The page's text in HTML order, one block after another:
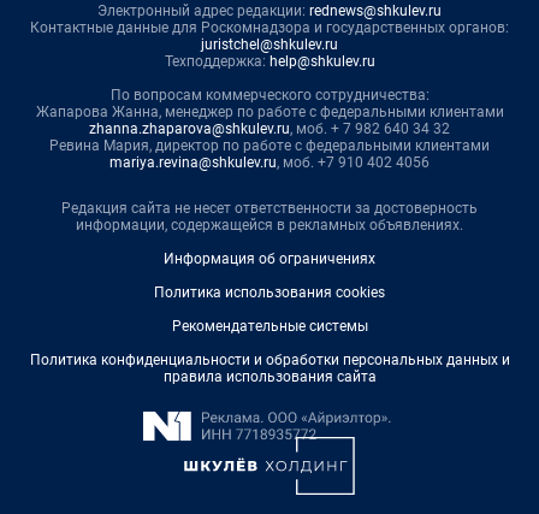
Электронный адрес редакции: rednews@shkulev.ru
Контактные данные для Роскомнадзора и государственных органов:
juristchel@shkulev.ru
Техподдержка: help@shkulev.ru
По вопросам коммерческого сотрудничества:
Жапарова Жанна, менеджер по работе с федеральными клиентами
zhanna.zhaparova@shkulev.ru, моб. + 7 982 640 34 32
Ревина Мария, директор по работе с федеральными клиентами
mariya.revina@shkulev.ru, моб. +7 910 402 4056
Редакция сайта не несет ответственности за достоверность
информации, содержащейся в рекламных объявлениях.
Информация об ограничениях
Политика использования cookies
Рекомендательные системы
Политика конфиденциальности и обработки персональных данных и
правила использования сайта